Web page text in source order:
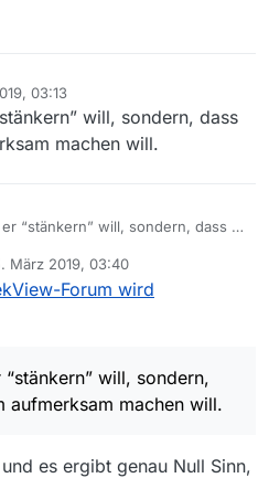
03:13
will, sondern, dass
machen will.
“stänkern” will, sondern, dass er
März 2019, 03:40
von
Forum wird
will, sondern,
aufmerksam machen will.
es ergibt genau Null Sinn,